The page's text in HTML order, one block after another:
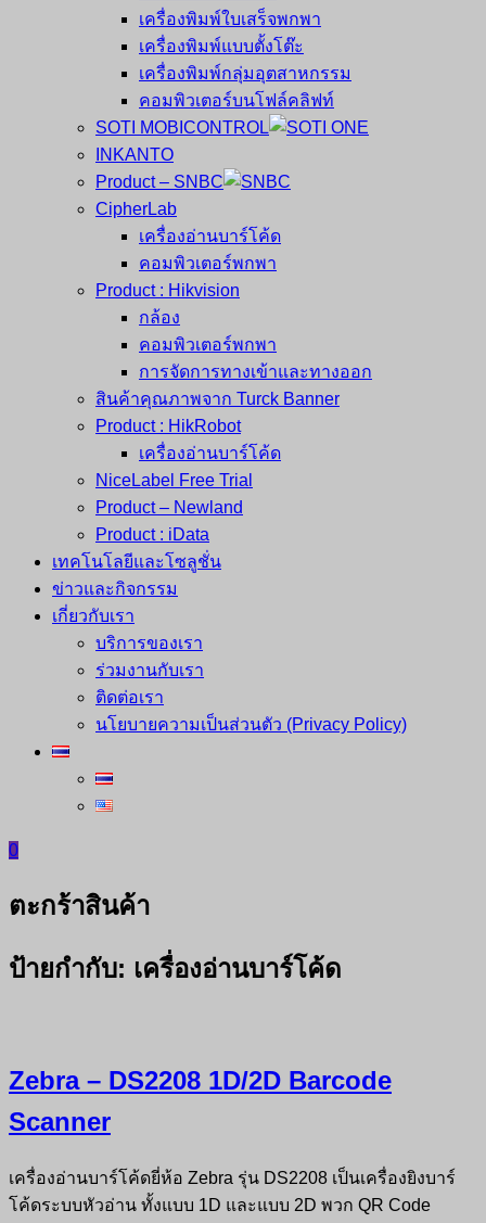
เครื่องพิมพ์ใบเสร็จพกพา
เครื่องพิมพ์แบบตั้งโต๊ะ
เครื่องพิมพ์กลุ่มอุตสาหกรรม
คอมพิวเตอร์บนโฟล์คลิฟท์
SOTI MOBICONTROL
INKANTO
Product – SNBC
CipherLab
เครื่องอ่านบาร์โค้ด
คอมพิวเตอร์พกพา
Product : Hikvision
กล้อง
คอมพิวเตอร์พกพา
การจัดการทางเข้าและทางออก
สินค้าคุณภาพจาก Turck Banner
Product : HikRobot
เครื่องอ่านบาร์โค้ด
NiceLabel Free Trial
Product – Newland
Product : iData
เทคโนโลยีและโซลูชั่น
ข่าวและกิจกรรม
เกี่ยวกับเรา
บริการของเรา
ร่วมงานกับเรา
ติดต่อเรา
นโยบายความเป็นส่วนตัว (Privacy Policy)
0
ตะกร้าสินค้า
ป้ายกำกับ: เครื่องอ่านบาร์โค้ด
Zebra – DS2208 1D/2D Barcode
Scanner
เครื่องอ่านบาร์โค้ดยี่ห้อ Zebra รุ่น DS2208 เป็นเครื่องยิงบาร์
โค้ดระบบหัวอ่าน ทั้งแบบ 1D และแบบ 2D พวก QR Code